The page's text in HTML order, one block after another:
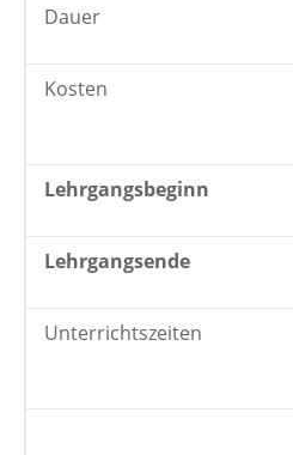
Dauer
Kosten
Lehrgangsbeginn
Lehrgangsende
Unterrichtszeiten